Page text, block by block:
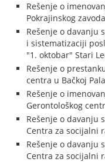
Rešenje o
Pokrajinskog
Rešenje o davanju
i sistematizaciji
"1. oktobar" Stari
Rešenje o
centra u Bačkoj
Rešenje o
Gerontološkog
Rešenje o davanju
Centra za socijalni
Rešenje o davanju
Centra za socijalni